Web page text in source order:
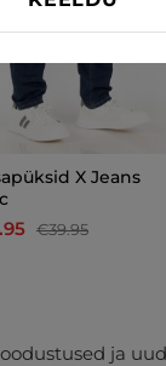
X Jeans
€39.95
ja